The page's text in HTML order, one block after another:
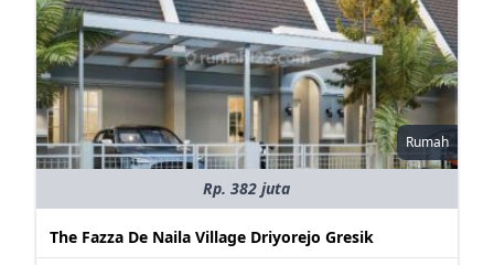
Rumah
Rp. 382 juta
The Fazza De Naila Village Driyorejo Gresik